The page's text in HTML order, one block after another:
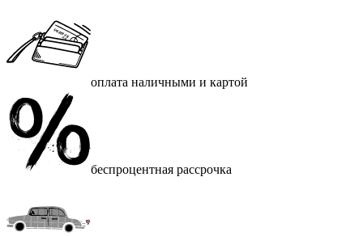
оплата наличными и картой
беспроцентная рассрочка